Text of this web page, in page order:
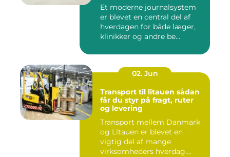
Et moderne journalsystem
er blevet en central del af
hverdagen for både læger,
klinikker og andre be...
02. Jun
Transport til litauen sådan
får du styr på fragt, ruter
og levering
Transport mellem Danmark
og Litauen er blevet en
vigtig del af mange
virksomheders hverdag.